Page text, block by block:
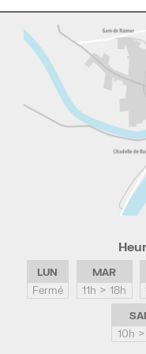
LUN
Fermé
MAR
11h > 18h
10h